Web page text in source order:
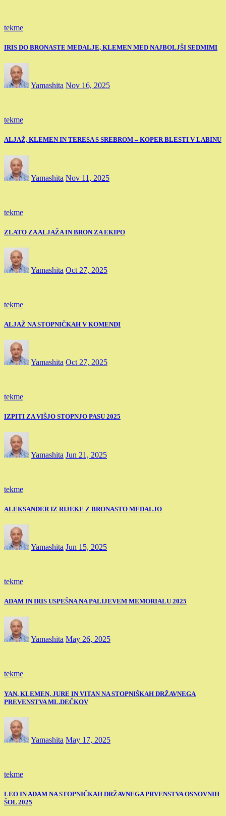
tekme
IRIS DO BRONASTE MEDALJE, KLEMEN MED NAJBOLJŠI SEDMIMI
Yamashita Nov 16, 2025
tekme
ALJAŽ, KLEMEN IN TERESA S SREBROM – KOPER BLESTI V LABINU
Yamashita Nov 11, 2025
tekme
ZLATO ZA ALJAŽA IN BRON ZA EKIPO
Yamashita Oct 27, 2025
tekme
ALJAŽ NA STOPNIČKAH V KOMENDI
Yamashita Oct 27, 2025
tekme
IZPITI ZA VIŠJO STOPNJO PASU 2025
Yamashita Jun 21, 2025
tekme
ALEKSANDER IZ RIJEKE Z BRONASTO MEDALJO
Yamashita Jun 15, 2025
tekme
ADAM IN IRIS USPEŠNA NA PALIJEVEM MEMORIALU 2025
Yamashita May 26, 2025
tekme
YAN, KLEMEN, JURE IN VITAN NA STOPNIŠKAH DRŽAVNEGA
PREVENSTVA ML.DEČKOV
Yamashita May 17, 2025
tekme
LEO IN ADAM NA STOPNIČKAH DRŽAVNEGA PRVENSTVA OSNOVNIH
ŠOL 2025